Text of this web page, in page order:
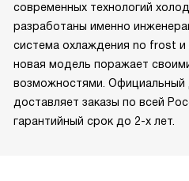
современных технологий
разработаны именно
система охлаждения no frost
новая модель поражает
возможностями.
доставляет заказы по всей
гарантийный срок до 2-х лет.